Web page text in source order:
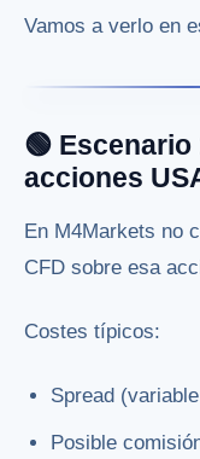
Vamos a verlo en
🟢 Escenario
acciones
En M4Markets no
CFD sobre esa
Costes típicos:
Spread
Posible